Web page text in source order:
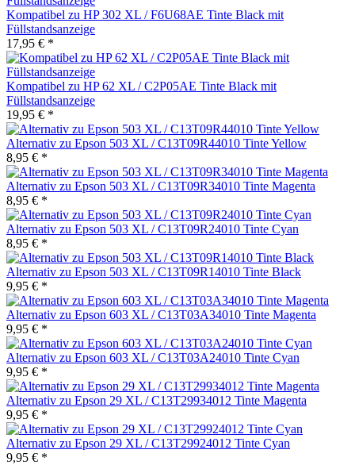
Kompatibel zu HP 302 XL / F6U68AE Tinte Black mit
Füllstandsanzeige
17,95 € *
Kompatibel zu HP 62 XL / C2P05AE Tinte Black mit
Füllstandsanzeige
19,95 € *
Alternativ zu Epson 503 XL / C13T09R44010 Tinte Yellow
8,95 € *
Alternativ zu Epson 503 XL / C13T09R34010 Tinte Magenta
8,95 € *
Alternativ zu Epson 503 XL / C13T09R24010 Tinte Cyan
8,95 € *
Alternativ zu Epson 503 XL / C13T09R14010 Tinte Black
9,95 € *
Alternativ zu Epson 603 XL / C13T03A34010 Tinte Magenta
9,95 € *
Alternativ zu Epson 603 XL / C13T03A24010 Tinte Cyan
9,95 € *
Alternativ zu Epson 29 XL / C13T29934012 Tinte Magenta
9,95 € *
Alternativ zu Epson 29 XL / C13T29924012 Tinte Cyan
9,95 € *